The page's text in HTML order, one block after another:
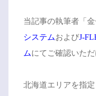
当記事の執筆者「
システムおよびJ-
ムにてご確認いただ
北海道エリアを指